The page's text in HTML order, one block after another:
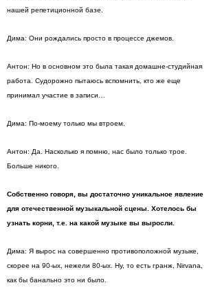
нашей репетиционной базе.
Дима: Они рождались просто в процессе джемов.
Антон: Но в основном это была такая домашне-студийная
работа. Судорожно пытаюсь вспомнить, кто же еще
принимал участие в записи…
Дима: По-моему только мы втроем.
Антон: Да. Насколько я помню, нас было только трое.
Больше никого.
Собственно говоря, вы достаточно уникальное явление
для отечественной музыкальной сцены. Хотелось бы
узнать корни, т.е. на какой музыке вы выросли.
Дима: Я вырос на совершенно противоположной музыке,
скорее на 90-ых, нежели 80-ых. Ну, то есть гранж, Nirvana,
как бы банально это ни было.